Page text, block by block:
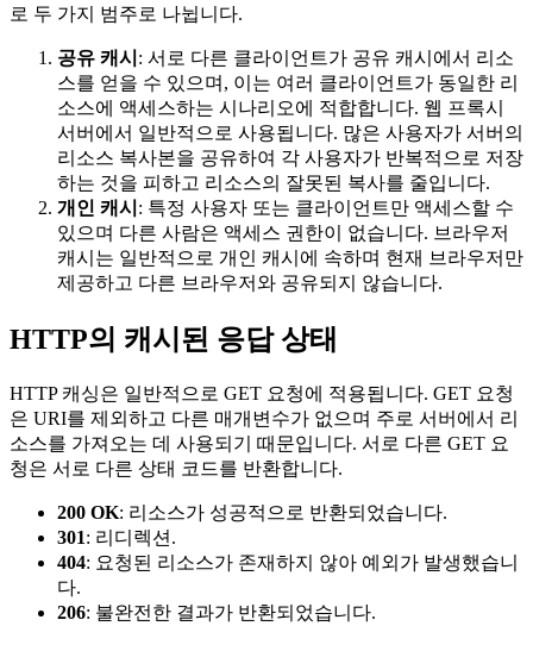
로 두 가지 범주로 나뉩니다.
공유 캐시 : 서로 다른 클라이언트가 공유 캐시에서 리소
스를 얻을 수 있으며, 이는 여러 클라이언트가 동일한 리
소스에 액세스하는 시나리오에 적합합니다. 웹 프록시
서버에서 일반적으로 사용됩니다. 많은 사용자가 서버의
리소스 복사본을 공유하여 각 사용자가 반복적으로 저장
하는 것을 피하고 리소스의 잘못된 복사를 줄입니다.
개인 캐시 : 특정 사용자 또는 클라이언트만 액세스할 수
있으며 다른 사람은 액세스 권한이 없습니다. 브라우저
캐시는 일반적으로 개인 캐시에 속하며 현재 브라우저만
제공하고 다른 브라우저와 공유되지 않습니다.
HTTP의 캐시된 응답 상태
HTTP 캐싱은 일반적으로 GET 요청에 적용됩니다. GET 요청
은 URI를 제외하고 다른 매개변수가 없으며 주로 서버에서 리
소스를 가져오는 데 사용되기 때문입니다. 서로 다른 GET 요
청은 서로 다른 상태 코드를 반환합니다.
200 OK: 리소스가 성공적으로 반환되었습니다.
301: 리디렉션.
404: 요청된 리소스가 존재하지 않아 예외가 발생했습니
다.
206: 불완전한 결과가 반환되었습니다.